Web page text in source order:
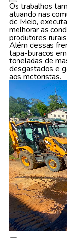
Os trabalhos
atuando nas
do Meio,
melhorar as
produtores rurais.
Além dessas
tapa-buracos
toneladas de
desgastados e
aos motoristas.